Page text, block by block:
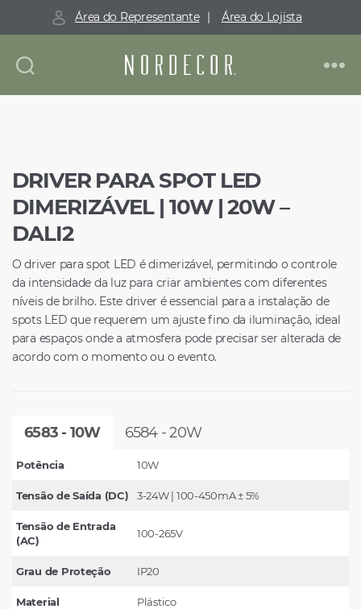
Área do Representante | Área do Lojista
Nordecor
DRIVER PARA SPOT LED
DIMERIZÁVEL | 10W | 20W –
DALI2
O driver para spot LED é dimerizável, permitindo o controle
da intensidade da luz para criar ambientes com diferentes
níveis de brilho. Este driver é essencial para a instalação de
spots LED que requerem um ajuste fino da iluminação, ideal
para espaços onde a atmosfera pode precisar ser alterada de
acordo com o momento ou o evento.
6583 - 10W 6584 - 20W
Potência 10W
Tensão de Saída (DC) 3-24W | 100-450mA ± 5%
Tensão de Entrada
(AC)
100-265V
Grau de Proteção IP20
Material Plástico